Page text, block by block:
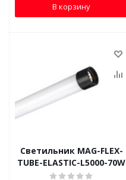
В корзину
Светильник MAG-FLEX-
TUBE-ELASTIC-L5000-70W